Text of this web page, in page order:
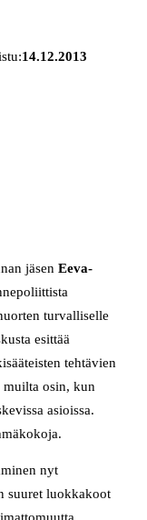
14.12.2013
jäsenEeva-
turvalliselle
esittää
tehtävien
muilta osin, kun
asioissa.
nyt
suuret luokkakoot